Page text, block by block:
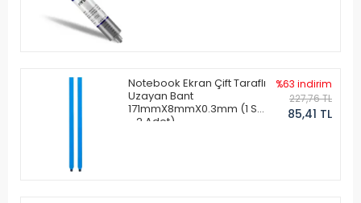
Notebook Ekran Çift Taraflı
Uzayan Bant
171mmX8mmX0.3mm (1 Set
- 2 Adet)
%63 indirim
227,76 TL
85,41 TL